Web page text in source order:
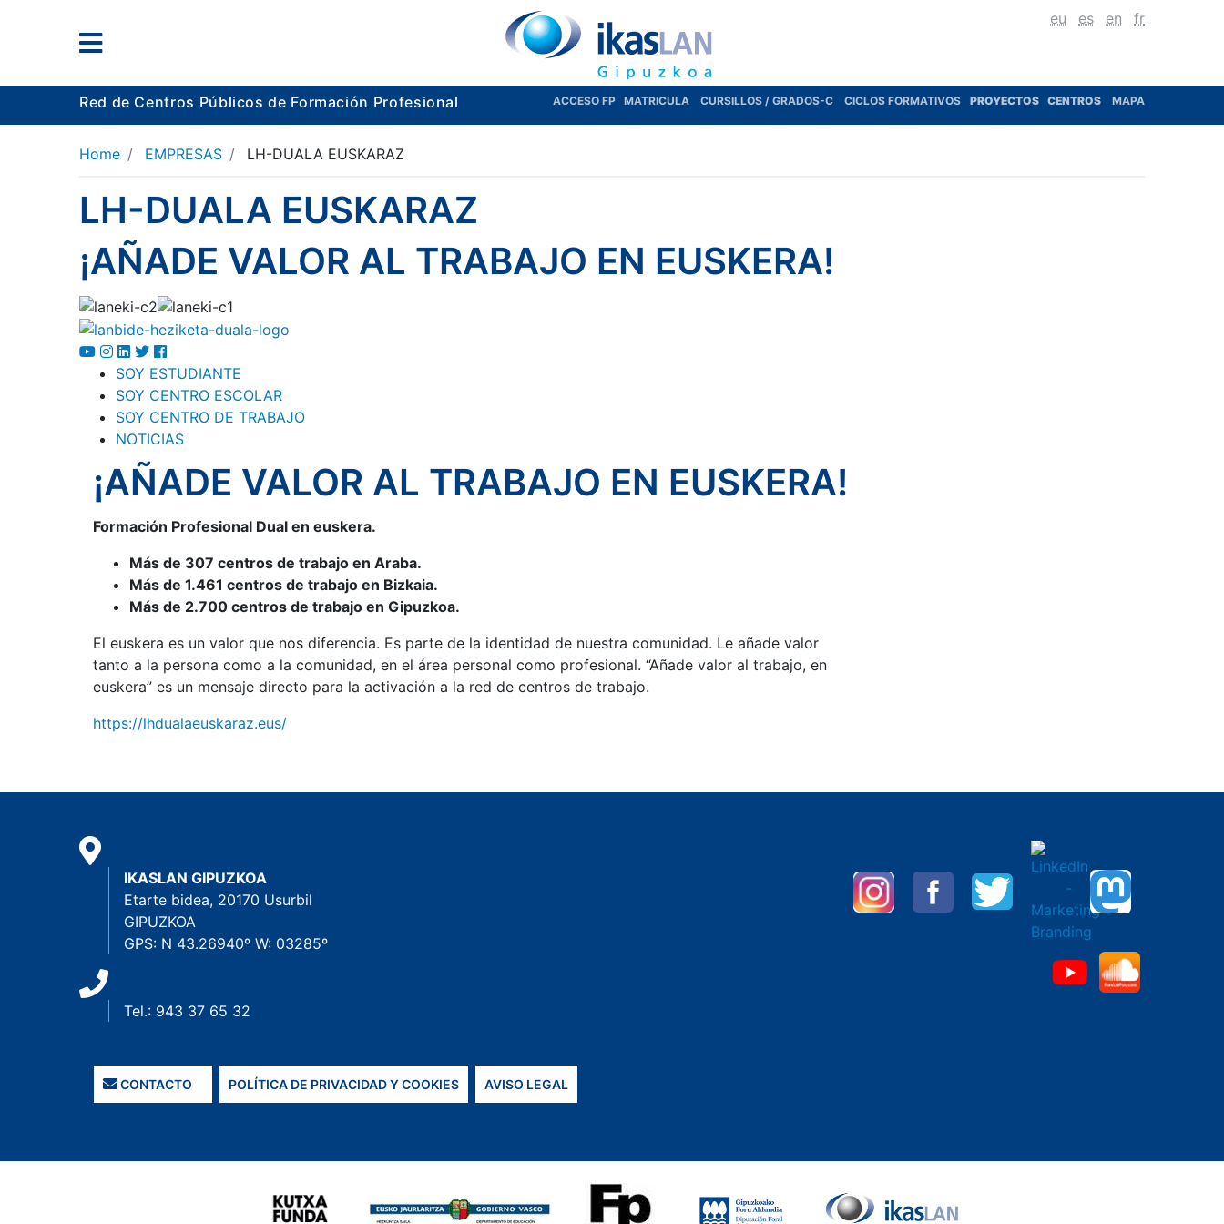
eu es en fr
Red de Centros Públicos de Formación Profesional ACCESO FP MATRICULA CURSILLOS / GRADOS-C CICLOS FORMATIVOS PROYECTOS CENTROS MAPA
Home EMPRESAS LH-DUALA EUSKARAZ
LH-DUALA EUSKARAZ
¡AÑADE VALOR AL TRABAJO EN EUSKERA!
SOY ESTUDIANTE
SOY CENTRO ESCOLAR
SOY CENTRO DE TRABAJO
NOTICIAS
¡AÑADE VALOR AL TRABAJO EN EUSKERA!
Formación Profesional Dual en euskera.
Más de 307 centros de trabajo en Araba.
Más de 1.461 centros de trabajo en Bizkaia.
Más de 2.700 centros de trabajo en Gipuzkoa.
El euskera es un valor que nos diferencia. Es parte de la identidad de nuestra comunidad. Le añade valor
tanto a la persona como a la comunidad, en el área personal como profesional. “Añade valor al trabajo, en
euskera” es un mensaje directo para la activación a la red de centros de trabajo.
https://lhdualaeuskaraz.eus/
IKASLAN GIPUZKOA
Etarte bidea, 20170 Usurbil
GIPUZKOA
GPS: N 43.26940º W: 03285º
Tel.: 943 37 65 32
CONTACTO POLÍTICA DE PRIVACIDAD Y COOKIES AVISO LEGAL